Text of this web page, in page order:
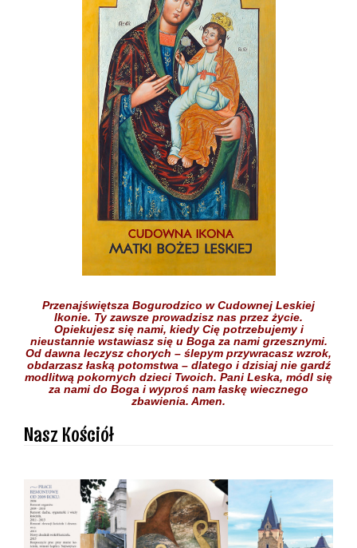
Przenajświętsza Bogurodzico w Cudownej Leskiej
Ikonie. Ty zawsze prowadzisz nas przez życie.
Opiekujesz się nami, kiedy Cię potrzebujemyi
nieustannie wstawiasz się u Boga za nami grzesznymi.
Od dawna leczysz chorych – ślepym przywracasz wzrok,
obdarzasz łaską potomstwa – dlatego i dzisiaj nie gardź
modlitwą pokornych dzieci Twoich. Pani Leska, módl się
za nami do Boga i wyproś nam łaskę wiecznego
zbawienia. Amen.
Nasz Kościół